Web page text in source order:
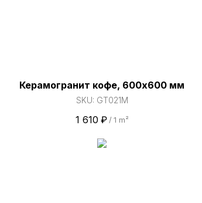
Керамогранит кофе, 600х600 мм
SKU: GT021M
1 610 ₽ / 1 m²